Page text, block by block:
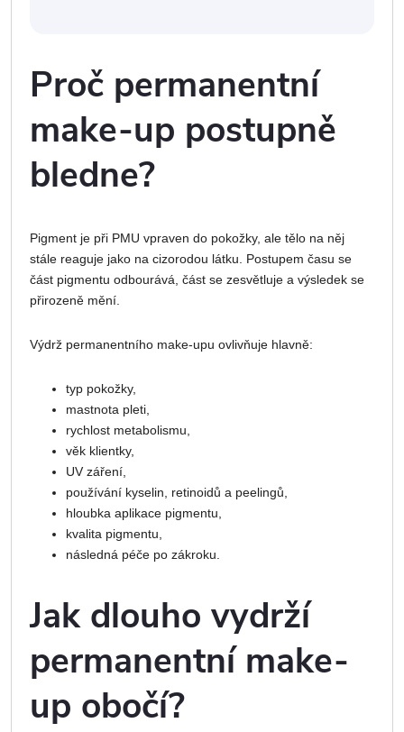
Proč permanentní
make-up postupně
bledne?
Pigment je při PMU vpraven do pokožky, ale tělo na něj
stále reaguje jako na cizorodou látku. Postupem času se
část pigmentu odbourává, část se zesvětluje a výsledek se
přirozeně mění.
Výdrž permanentního make-upu ovlivňuje hlavně:
typ pokožky,
mastnota pleti,
rychlost metabolismu,
věk klientky,
UV záření,
používání kyselin, retinoidů a peelingů,
hloubka aplikace pigmentu,
kvalita pigmentu,
následná péče po zákroku.
Jak dlouho vydrží
permanentní make-
up obočí?